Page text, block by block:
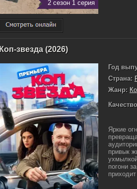
2 сезон 1 серия
Коп-звезда (2026)
Год
Страна:
Жанр:
Яркие
привык
погони